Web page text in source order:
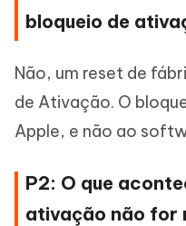
bloqueio de
Não, um reset de
de Ativação. O
Apple, e não ao
P2: O que
ativação não for